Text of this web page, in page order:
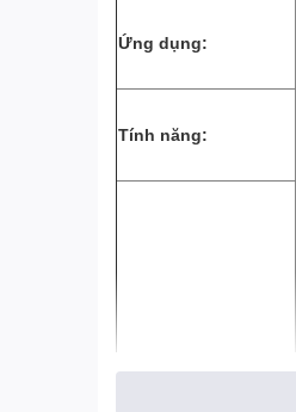
Ứng dụng:
Tính năng: